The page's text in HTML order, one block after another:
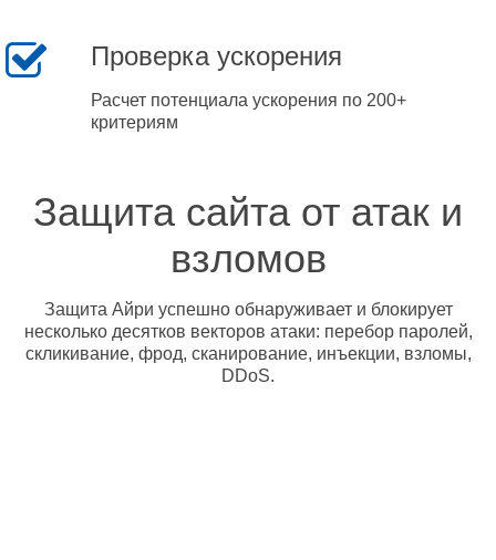
Проверка ускорения
Расчет потенциала ускорения по 200+
критериям
Защита сайта от атак и
взломов
Защита Айри успешно обнаруживает и блокирует
несколько десятков векторов атаки: перебор паролей,
скликивание, фрод, сканирование, инъекции, взломы,
DDoS.